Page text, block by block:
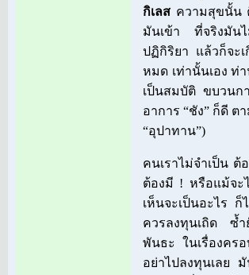
กิเลส ความสุขนั้น
มันเข้า ที่จริงมัน
ปฏิกิริยา แล้วก็จะ
หมด เท่านั้นเอง ท่
เป็นสมบัติ ขบวนก
อาการ “ชัง” ก็ดี ต
“อุปาทาน”)
คนเราไม่จำเป็น ต้
ต้องมี ! หรือแม้จะ
เห็นจะเป็นอะไร
ควรลงทุนเถิด ซ้ำ
พันธะ ในเรื่องคร
อย่าไปลงทุนเลย